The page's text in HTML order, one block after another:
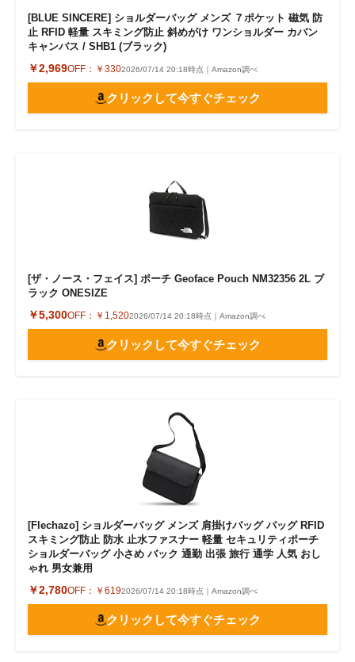
[BLUE SINCERE] ショルダーバッグ メンズ ７ポケット 磁気 防
止 RFID 軽量 スキミング防止 斜めがけ ワンショルダー カバン
キャンバス / SHB1 (ブラック)
￥2,969OFF： ￥3302026/07/14 20:18時点｜Amazon調べ
クリックして今すぐチェック
[ザ・ノース・フェイス] ポーチ Geoface Pouch NM32356 2L ブ
ラック ONESIZE
￥5,300OFF： ￥1,5202026/07/14 20:18時点｜Amazon調べ
クリックして今すぐチェック
[Flechazo] ショルダーバッグ メンズ 肩掛けバッグ バッグ RFID
スキミング防止 防水 止水ファスナー 軽量 セキュリティポーチ
ショルダーバッグ 小さめ バック 通勤 出張 旅行 通学 人気 おし
ゃれ 男女兼用
￥2,780OFF： ￥6192026/07/14 20:18時点｜Amazon調べ
クリックして今すぐチェック